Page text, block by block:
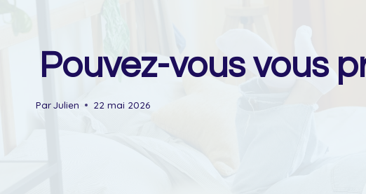
Pouvez-vous vous
ParJulien 22 mai 2026